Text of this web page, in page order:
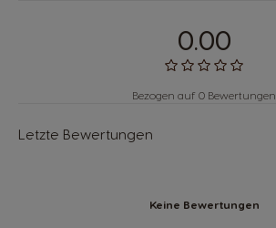
0.00
Bezogen auf 0 Bewertungen
Letzte Bewertungen
Keine Bewertungen